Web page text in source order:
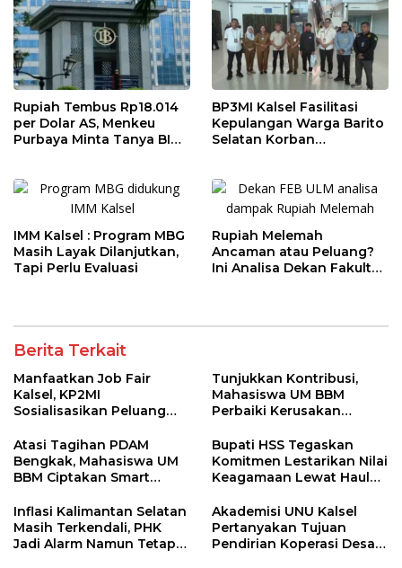
Rupiah Tembus Rp18.014
per Dolar AS, Menkeu
Purbaya Minta Tanya BI
BP3MI Kalsel Fasilitasi
Kepulangan Warga Barito
Selatan Korban
IMM Kalsel : Program MBG
Masih Layak Dilanjutkan,
Tapi Perlu Evaluasi
Rupiah Melemah
Ancaman atau Peluang?
Ini Analisa Dekan Fakultas
Berita Terkait
Manfaatkan Job Fair
Kalsel, KP2MI
Sosialisasikan Peluang
Resmi
Tunjukkan Kontribusi,
Mahasiswa UM BBM
Perbaiki Kerusakan
Kantor Desa Sumberpasir
Atasi Tagihan PDAM
Bengkak, Mahasiswa UM
BBM Ciptakan Smart
Krajan
Bupati HSS Tegaskan
Komitmen Lestarikan Nilai
Keagamaan Lewat Haul
bin H. Taris
Inflasi Kalimantan Selatan
Masih Terkendali, PHK
Jadi Alarm Namun Tetap
Akademisi UNU Kalsel
Pertanyakan Tujuan
Pendirian Koperasi Desa